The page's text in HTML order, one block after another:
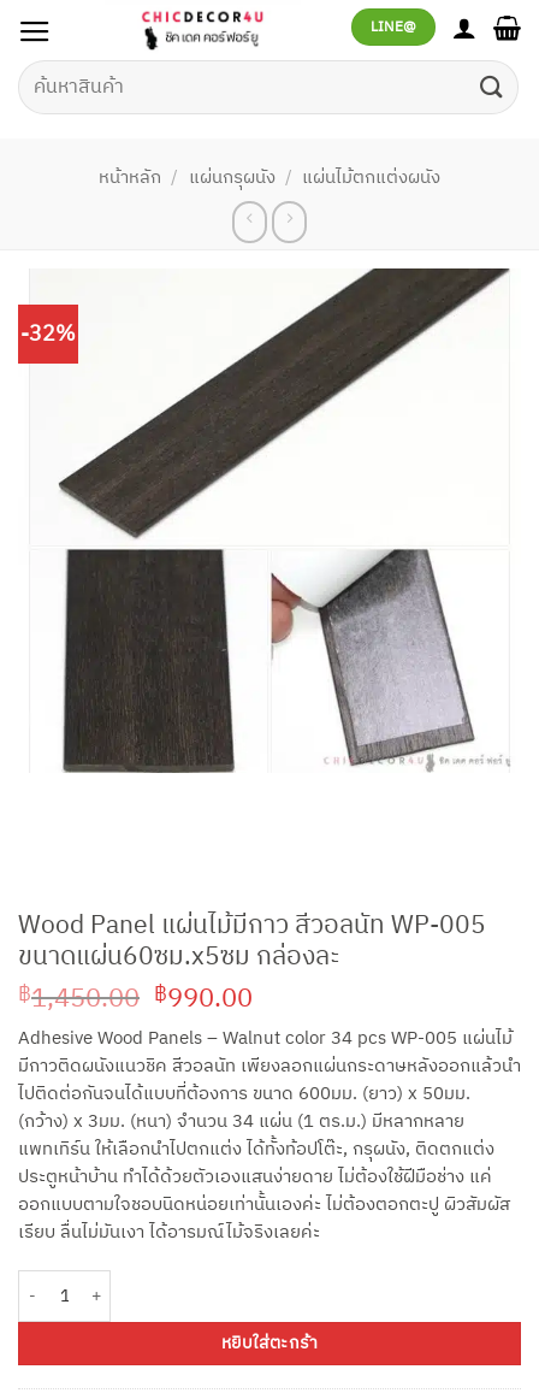
เนื้อหา
LINE@
ค้นหา:
หน้าหลัก / แผ่นกรุผนัง / แผ่นไม้ตกแต่งผนัง
-32%
Wood Panel แผ่นไม้มีกาว สีวอลนัท WP-005
ขนาดแผ่น60ซม.x5ซม กล่องละ
฿1,450.00 Original
price
was:
฿1,450.00.
฿990.00Current
price
is:
฿990.00.
Adhesive Wood Panels – Walnut color 34 pcs WP-005 แผ่นไม้
มีกาวติดผนังแนวชิค สีวอลนัท เพียงลอกแผ่นกระดาษหลังออกแล้วนำ
ไปติดต่อกันจนได้แบบที่ต้องการ ขนาด 600มม. (ยาว) x 50มม.
(กว้าง) x 3มม. (หนา) จำนวน 34 แผ่น (1 ตร.ม.) มีหลากหลาย
แพทเทิร์น ให้เลือกนำไปตกแต่ง ได้ทั้งท้อปโต๊ะ, กรุผนัง, ติดตกแต่ง
ประตูหน้าบ้าน ทำได้ด้วยตัวเองแสนง่ายดาย ไม่ต้องใช้ฝีมือช่าง แค่
ออกแบบตามใจชอบนิดหน่อยเท่านั้นเองค่ะ ไม่ต้องตอกตะปู ผิวสัมผัส
เรียบ ลื่นไม่มันเงา ได้อารมณ์ไม้จริงเลยค่ะ
หยิบใส่ตะกร้า